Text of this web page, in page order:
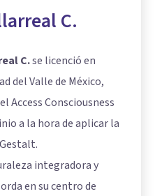
C.
C.se licenció en
del Valle de México,
Access Consciousness
a la hora de aplicar la
integradora y
en su centro de